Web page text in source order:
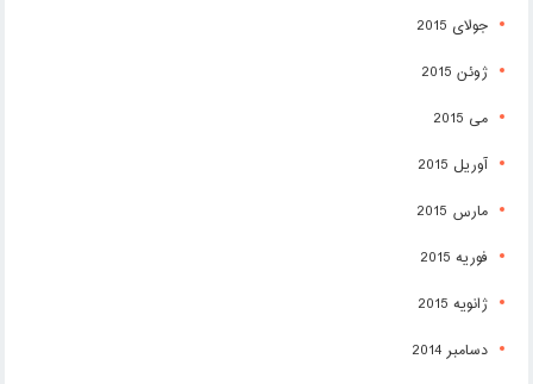
جولای 2015
ژوئن 2015
می 2015
آوریل 2015
مارس 2015
فوریه 2015
ژانویه 2015
دسامبر 2014